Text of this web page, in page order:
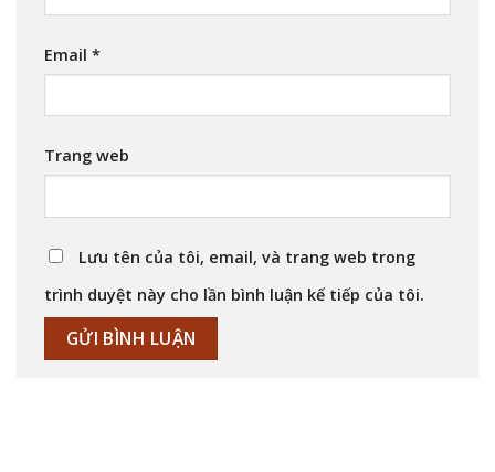
Email *
Trang web
Lưu tên của tôi, email, và trang web trong
trình duyệt này cho lần bình luận kế tiếp của tôi.